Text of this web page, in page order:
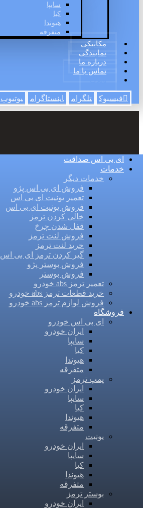
سایپا
کیا
هیوندا
متفرقه
مکانیکی
نمایندگی
درباره ما
تماس با ما
فیسبوک تلگرام اینستاگرام یوتیوب
ای بی اس صداقت
خدمات
خدمات دیگر
فروش ای بی اس پژو
تعمیر یونیت ای بی اس
فروش یونیت ای بی اس
خالی کردن ترمز
قفل شدن چرخ
فروش لنت ترمز
خرید لنت ترمز
گیر کردن ترمز ای بی اس
فروش بوستر پژو
فروش بوستر
تعمیر ترمز abs خودرو
خرید قطعات ترمز abs خودرو
فروش لوازم ترمز abs خودرو
فروشگاه
ای بی اس خودرو
ایران خودرو
سایپا
کیا
هیوندا
متفرقه
پمپ ترمز
ایران خودرو
سایپا
کیا
هیوندا
متفرقه
یونیت
ایران خودرو
سایپا
کیا
هیوندا
متفرقه
بوستر ترمز
ایران خودرو